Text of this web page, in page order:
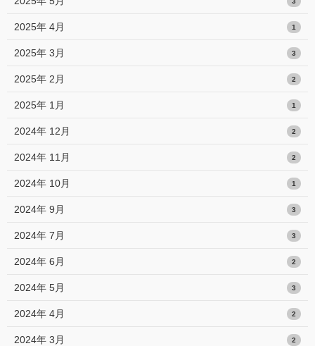
2025年 4月 1
2025年 3月 3
2025年 2月 2
2025年 1月 1
2024年 12月 2
2024年 11月 2
2024年 10月 1
2024年 9月 3
2024年 7月 3
2024年 6月 2
2024年 5月 3
2024年 4月 2
2024年 3月 2